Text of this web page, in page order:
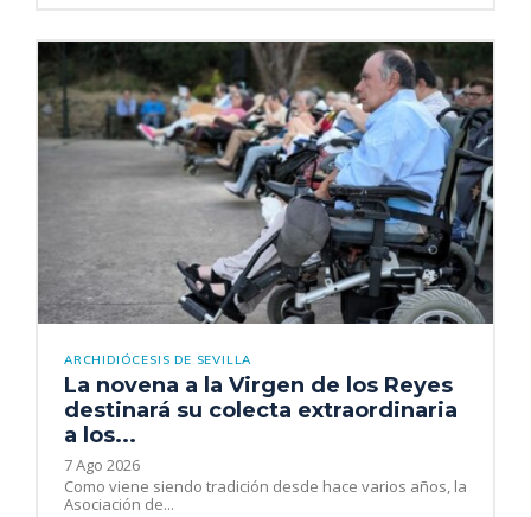
ARCHIDIÓCESIS DE SEVILLA
La novena a la Virgen de los Reyes
destinará su colecta extraordinaria
a los...
7 Ago 2026
Como viene siendo tradición desde hace varios años, la
Asociación de...